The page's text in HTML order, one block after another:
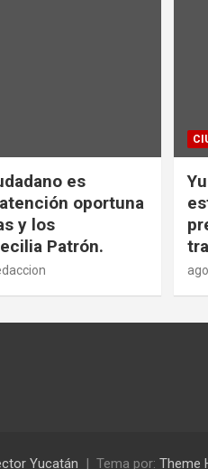
es
oportuna
y los
Patrón.
Yucatán Tema por: Theme